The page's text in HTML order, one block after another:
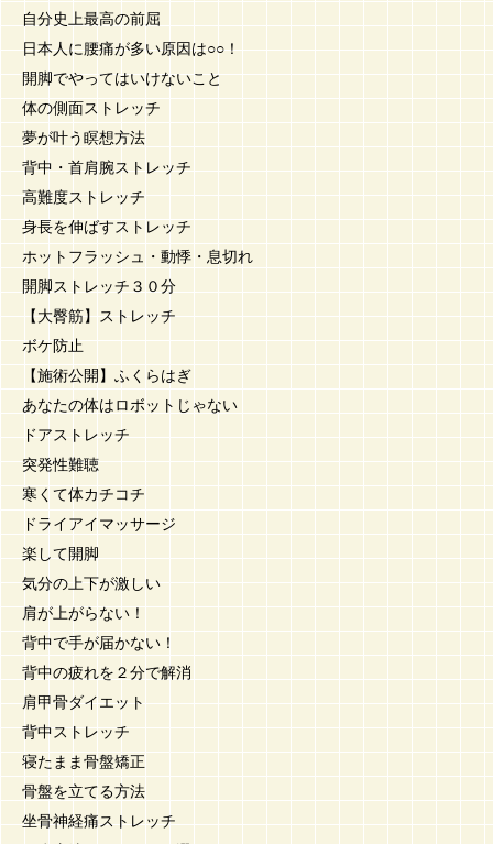
自分史上最高の前屈
日本人に腰痛が多い原因は○○！
開脚でやってはいけないこと
体の側面ストレッチ
夢が叶う瞑想方法
背中・首肩腕ストレッチ
高難度ストレッチ
身長を伸ばすストレッチ
ホットフラッシュ・動悸・息切れ
開脚ストレッチ３０分
【大臀筋】ストレッチ
ボケ防止
【施術公開】ふくらはぎ
あなたの体はロボットじゃない
ドアストレッチ
突発性難聴
寒くて体カチコチ
ドライアイマッサージ
楽して開脚
気分の上下が激しい
肩が上がらない！
背中で手が届かない！
背中の疲れを２分で解消
肩甲骨ダイエット
背中ストレッチ
寝たまま骨盤矯正
骨盤を立てる方法
坐骨神経痛ストレッチ